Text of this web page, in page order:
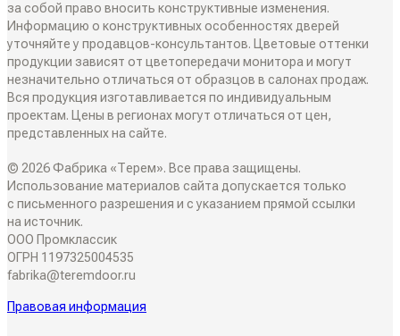
Блог
Классические перегородки
Современные перегородки
Алюминиевые перегородки
СИСТЕМЫ ОТКРЫВАНИЯ
Распашные двери
Складные двери
Поворотные двери
Двери-купе
Откатные двери
ИНТЕРЬЕРНЫЕ РЕШЕНИЯ
Плинтусы
Накладки на входные двери
Стеновые панели
Декоративные рейки
Скрытые двери
Белые двери
Алюминиевые двери
О КОМПАНИИ
Семейное дело
Двери для жизни
СОТРУДНИЧЕСТВО
за собой право вносить конструктивные изменения.
Информацию о конструктивных особенностях дверей
уточняйте у продавцов-консультантов. Цветовые оттенки
продукции зависят от цветопередачи монитора и могут
незначительно отличаться от образцов в салонах продаж.
Вся продукция изготавливается по индивидуальным
проектам. Цены в регионах могут отличаться от цен,
представленных на сайте.
© 2026 Фабрика «Терем». Все права защищены.
Использование материалов сайта допускается только
с письменного разрешения и с указанием прямой ссылки
на источник.
ООО Промклассик
ОГРН 1197325004535
fabrika@teremdoor.ru
Правовая информация